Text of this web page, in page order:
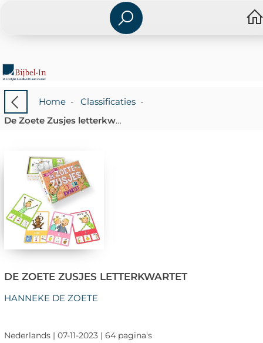
Home- Classificaties-
De Zoete Zusjes letterkwartet
DE ZOETE ZUSJES LETTERKWARTET
HANNEKE DE ZOETE
Nederlands | 07-11-2023 | 64 pagina's